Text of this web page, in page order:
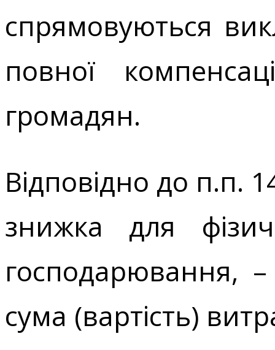
спрямовуються
повної
громадян.
Відповідно до п.п.
знижка для
господарювання,
сума (вартість)